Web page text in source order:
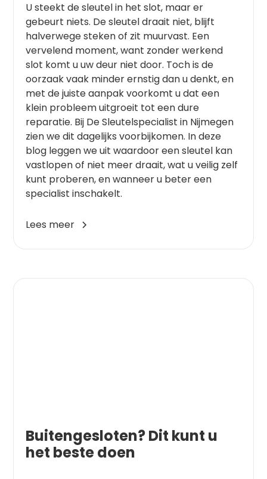
U steekt de sleutel in het slot, maar er
gebeurt niets. De sleutel draait niet, blijft
halverwege steken of zit muurvast. Een
vervelend moment, want zonder werkend
slot komt u uw deur niet door. Toch is de
oorzaak vaak minder ernstig dan u denkt, en
met de juiste aanpak voorkomt u dat een
klein probleem uitgroeit tot een dure
reparatie. Bij De Sleutelspecialist in Nijmegen
zien we dit dagelijks voorbijkomen. In deze
blog leggen we uit waardoor een sleutel kan
vastlopen of niet meer draait, wat u veilig zelf
kunt proberen, en wanneer u beter een
specialist inschakelt.
Lees meer
Buitengesloten? Dit kunt u
het beste doen